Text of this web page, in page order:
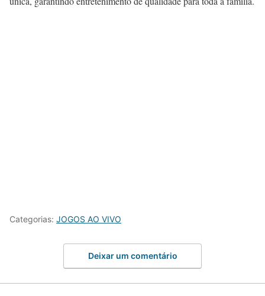
Categorias: JOGOS AO VIVO
Deixar um comentário